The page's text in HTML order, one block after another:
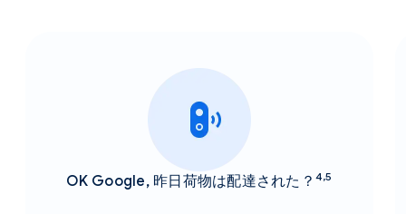
OK Google, 昨日荷物は配達された？ 4,5